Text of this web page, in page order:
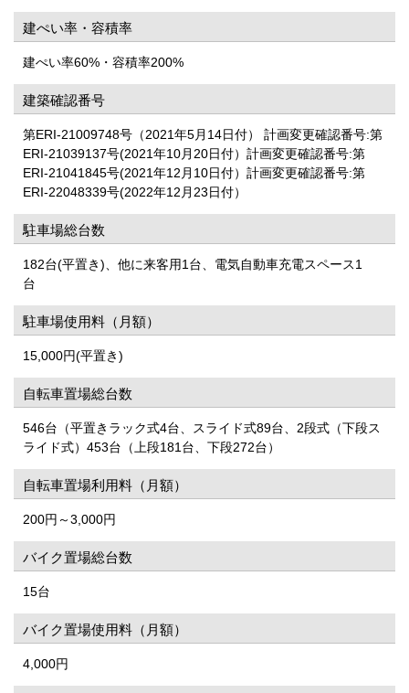
建ぺい率・容積率
建ぺい率60%・容積率200%
建築確認番号
第ERI-21009748号（2021年5月14日付） 計画変更確認番号:第
ERI-21039137号(2021年10月20日付）計画変更確認番号:第
ERI-21041845号(2021年12月10日付）計画変更確認番号:第
ERI-22048339号(2022年12月23日付）
駐車場総台数
182台(平置き)、他に来客用1台、電気自動車充電スペース1
台
駐車場使用料（月額）
15,000円(平置き)
自転車置場総台数
546台（平置きラック式4台、スライド式89台、2段式（下段ス
ライド式）453台（上段181台、下段272台）
自転車置場利用料（月額）
200円～3,000円
バイク置場総台数
15台
バイク置場使用料（月額）
4,000円